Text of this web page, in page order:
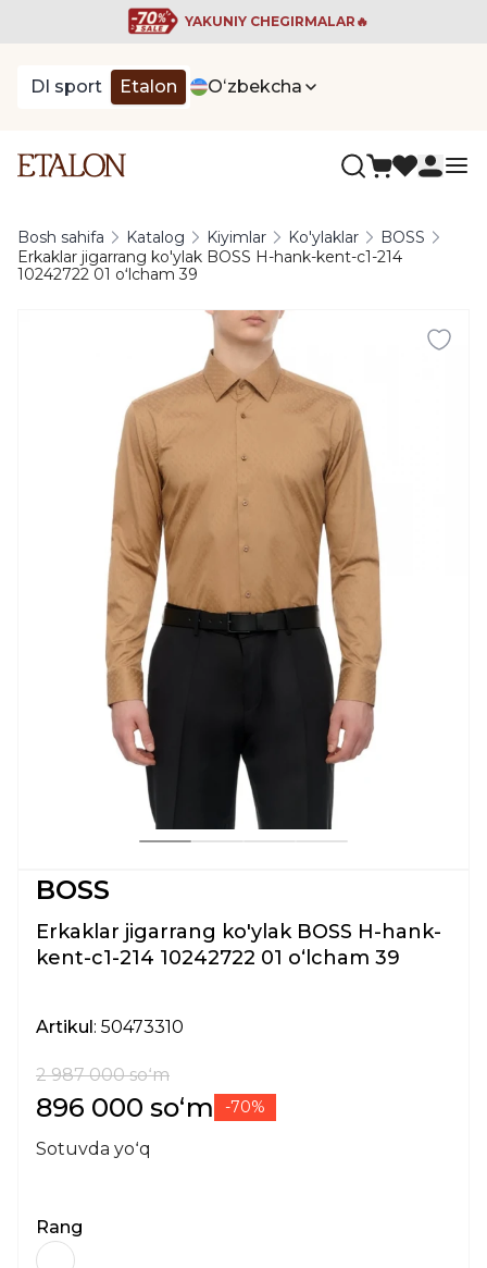
YAKUNIY CHEGIRMALAR🔥
DI sport Etalon Oʻzbekcha
Bosh sahifa Katalog Kiyimlar Ko'ylaklar
BOSS
Erkaklar jigarrang ko'ylak BOSS H-hank-kent-c1-214
10242722 01 oʻlcham 39
BOSS
Erkaklar jigarrang ko'ylak BOSS H-hank-
kent-c1-214 10242722 01 oʻlcham 39
Artikul: 50473310
2 987 000 soʻm
896 000 soʻm -70%
Sotuvda yoʻq
Rang